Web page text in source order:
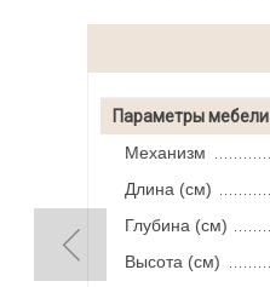
Параметры мебели
Механизм
Длина (см)
Глубина (см)
Высота (см)